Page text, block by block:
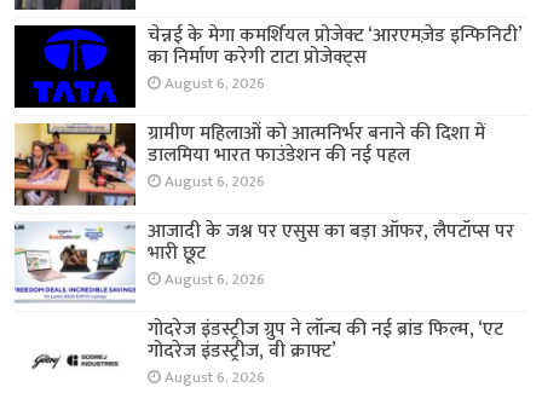
चेन्नई के मेगा कमर्शियल प्रोजेक्ट ‘आरएमज़ेड इन्फिनिटी’
का निर्माण करेगी टाटा प्रोजेक्ट्स
August 6, 2026
ग्रामीण महिलाओं को आत्मनिर्भर बनाने की दिशा में
डालमिया भारत फाउंडेशन की नई पहल
August 6, 2026
आजादी के जश्न पर एसुस का बड़ा ऑफर, लैपटॉप्स पर
भारी छूट
August 6, 2026
गोदरेज इंडस्ट्रीज ग्रुप ने लॉन्च की नई ब्रांड फिल्म, ‘एट
गोदरेज इंडस्ट्रीज, वी क्राफ्ट’
August 6, 2026